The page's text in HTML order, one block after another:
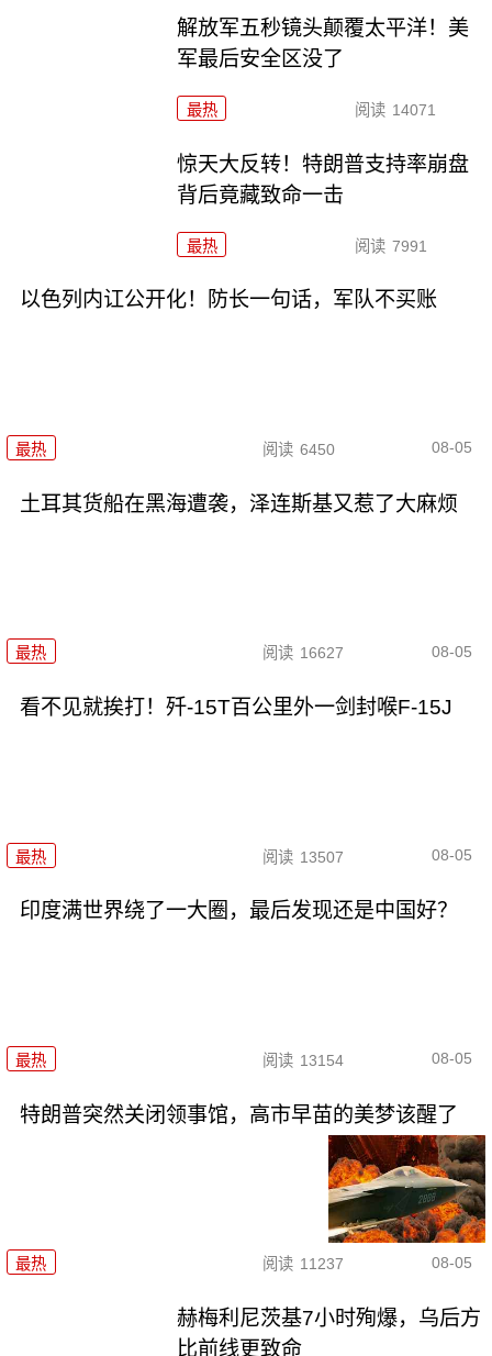
解放军五秒镜头颠覆太平洋！美
军最后安全区没了
最热 阅读 14071
惊天大反转！特朗普支持率崩盘
背后竟藏致命一击
最热 阅读 7991
以色列内讧公开化！防长一句话，军队不买账
最热 阅读 6450 08-05
土耳其货船在黑海遭袭，泽连斯基又惹了大麻烦
最热 阅读 16627 08-05
看不见就挨打！歼-15T百公里外一剑封喉F-15J
最热 阅读 13507 08-05
印度满世界绕了一大圈，最后发现还是中国好？
最热 阅读 13154 08-05
特朗普突然关闭领事馆，高市早苗的美梦该醒了
最热 阅读 11237 08-05
赫梅利尼茨基7小时殉爆，乌后方
比前线更致命